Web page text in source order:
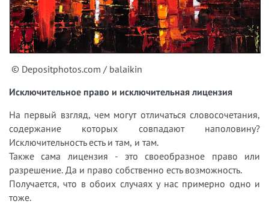
© Depositphotos.com / balaikin
Исключительное право и исключительная лицензия
На первый взгляд, чем могут отличаться словосочетания,
содержание которых совпадают наполовину?
Исключительность есть и там, и там.
Также сама лицензия - это своеобразное право или
разрешение. Да и право собственно есть возможность.
Получается, что в обоих случаях у нас примерно одно и
тоже.